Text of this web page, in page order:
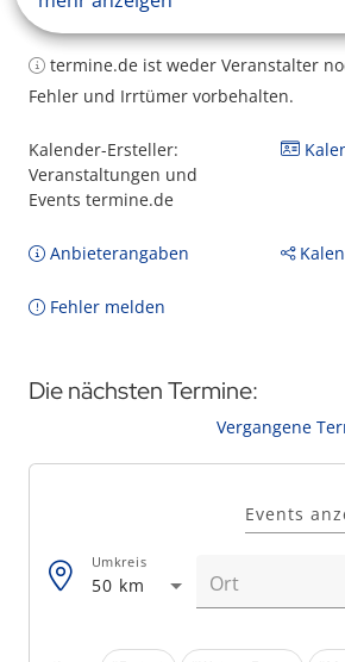
termine.de ist weder Veranstalter
Fehler und Irrtümer vorbehalten.
Kalender-Ersteller:
Veranstaltungen und
Events termine.de
Anbieterangaben
Fehler melden
Die nächsten Termine:
Vergangene
Events
50 km
Umkreis